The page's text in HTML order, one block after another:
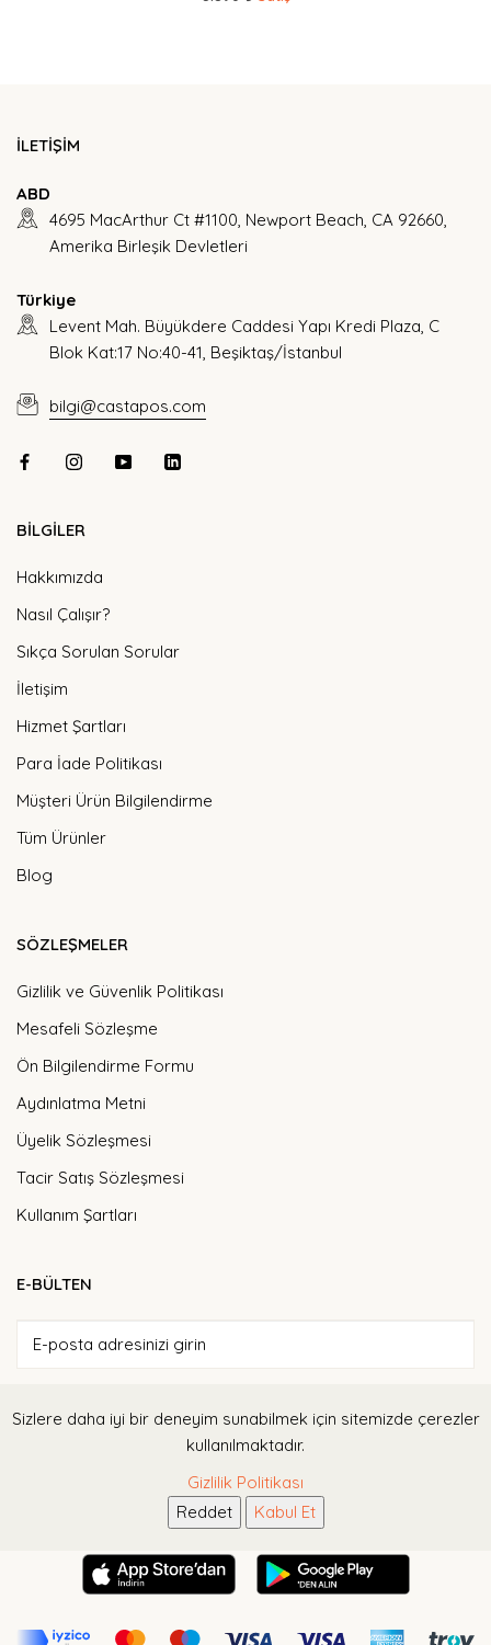
İLETİŞİM
ABD
4695 MacArthur Ct #1100, Newport Beach, CA 92660,
Amerika Birleşik Devletleri
Türkiye
Levent Mah. Büyükdere Caddesi Yapı Kredi Plaza, C
Blok Kat:17 No:40-41, Beşiktaş/İstanbul
bilgi@castapos.com
BİLGİLER
Hakkımızda
Nasıl Çalışır?
Sıkça Sorulan Sorular
İletişim
Hizmet Şartları
Para İade Politikası
Müşteri Ürün Bilgilendirme
Tüm Ürünler
Blog
SÖZLEŞMELER
Gizlilik ve Güvenlik Politikası
Mesafeli Sözleşme
Ön Bilgilendirme Formu
Aydınlatma Metni
Üyelik Sözleşmesi
Tacir Satış Sözleşmesi
Kullanım Şartları
E-BÜLTEN
ABONE OL
işlenmesine izin veriyorum
Sizlere daha iyi bir deneyim sunabilmek için sitemizde çerezler
kullanılmaktadır.
Gizlilik Politikası
Reddet
Kabul Et